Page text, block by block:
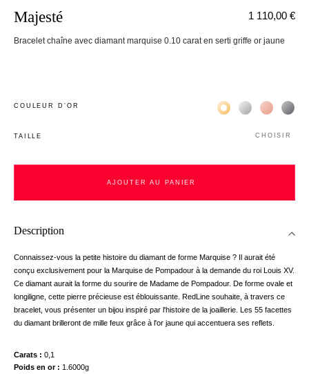
Majesté
Bracelet chaîne avec diamant marquise 0.10 carat en serti griffe or jaune
1 110,00 €
COULEUR D’OR Жёлтое золото 18К
Белое золото
Розовое
TAILLE CHOISIR
AJOUTER AU PANIER
Description
Connaissez-vous la petite histoire du diamant de forme Marquise ? Il aurait été
conçu exclusivement pour la Marquise de Pompadour à la demande du roi Louis XV.
Ce diamant aurait la forme du sourire de Madame de Pompadour. De forme ovale et
longiligne, cette pierre précieuse est éblouissante. RedLine souhaite, à travers ce
bracelet, vous présenter un bijou inspiré par l'histoire de la joaillerie. Les 55 facettes
du diamant brilleront de mille feux grâce à l'or jaune qui accentuera ses reflets.
Carats
0,1
Poids en or
1.6000g